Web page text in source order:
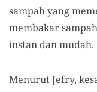
sampah yang
membakar
instan dan mudah.
Menurut Jefry,